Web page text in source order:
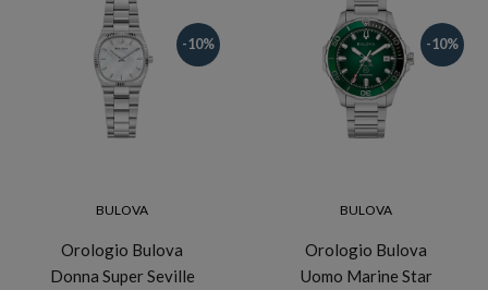
-10%
BULOVA
Orologio Bulova
Donna Super Seville
-10%
BULOVA
Orologio Bulova
Uomo Marine Star